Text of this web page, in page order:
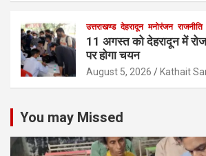
उत्तराखण्ड देहरादून मनोरंजन राजनीति
11 अगस्त को देहरादून में
पर होगा चयन
August 5, 2026 Kathait
You may Missed